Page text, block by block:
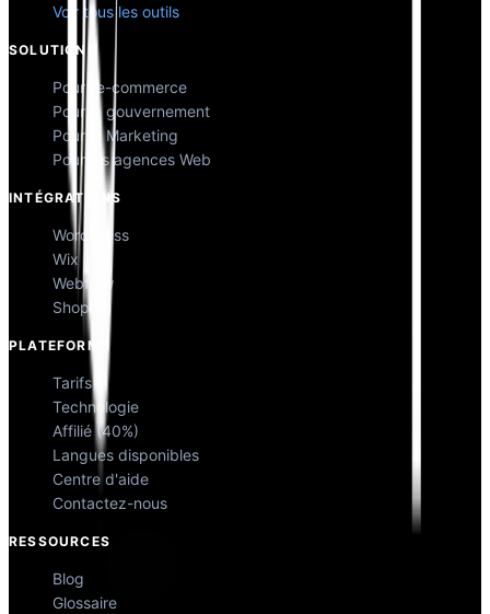
Voir tous les outils
SOLUTIONS
Pour l'e-commerce
Pour le gouvernement
Pour le Marketing
Pour les agences Web
INTÉGRATIONS
WordPress
Wix
Webflow
Shopify
PLATEFORME
Tarifs
Technologie
Affilié (40%)
Langues disponibles
Centre d'aide
Contactez-nous
RESSOURCES
Blog
Glossaire